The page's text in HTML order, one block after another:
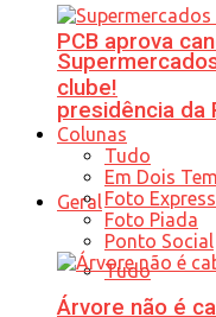
PCB aprova
presidência da
Geral
Tudo
clube!
Colunas
Tudo
Em Dois
Foto
Foto Piada
Ponto Social
Árvore não é